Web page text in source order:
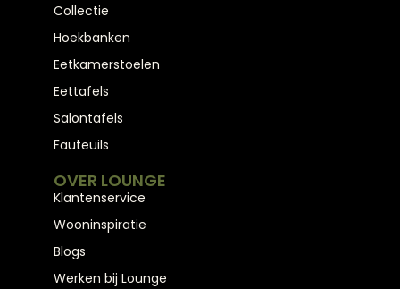
Collectie
Hoekbanken
Eetkamerstoelen
Eettafels
Salontafels
Fauteuils
OVER LOUNGE
Klantenservice
Wooninspiratie
Blogs
Werken bij Lounge